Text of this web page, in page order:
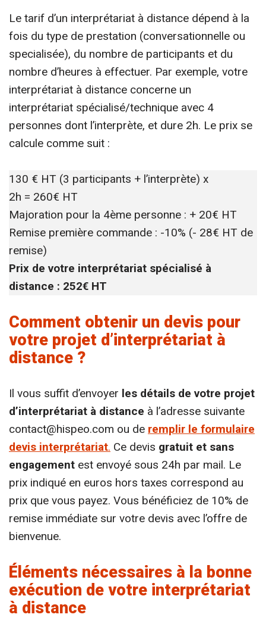
Le tarif d’un interprétariat à distance dépend à la
fois du type de prestation (conversationnelle ou
specialisée), du nombre de participants et du
nombre d’heures à effectuer. Par exemple, votre
interprétariat à distance concerne un
interprétariat spécialisé/technique avec 4
personnes dont l’interprète, et dure 2h. Le prix se
calcule comme suit :
130 € HT (3 participants + l’interprète) x
2h = 260€ HT
Majoration pour la 4ème personne : + 20€ HT
Remise première commande : -10% (- 28€ HT de
remise)
Prix de votre interprétariat spécialisé à
distance : 252€ HT
Comment obtenir un devis pour
votre projet d’interprétariat à
distance ?
Il vous suffit d’envoyer les détails de votre projet
d’interprétariat à distance à l’adresse suivante
contact@hispeo.com ou de remplir le formulaire
devis interprétariat. Ce devis gratuit et sans
engagement est envoyé sous 24h par mail. Le
prix indiqué en euros hors taxes correspond au
prix que vous payez. Vous bénéficiez de 10% de
remise immédiate sur votre devis avec l’offre de
bienvenue.
Éléments nécessaires à la bonne
exécution de votre interprétariat
à distance